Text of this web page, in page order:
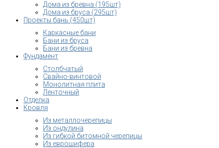
Дома из бревна (195шт)
Дома из бруса (295шт)
Проекты бань (450шт)
Каркасные бани
Бани из бруса
Бани из бревна
Фундамент
Столбчатый
Свайно-винтовой
Монолитная плита
Ленточный
Отделка
Кровля
Из металлочерепицы
Из ондулина
Из гибкой битомной черепицы
Из еврошифера